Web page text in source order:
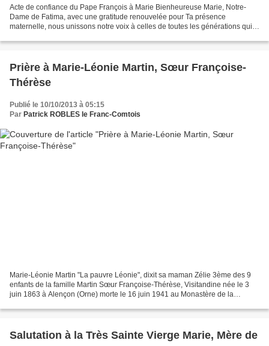
Acte de confiance du Pape François à Marie Bienheureuse Marie, Notre-
Dame de Fatima, avec une gratitude renouvelée pour Ta présence
maternelle, nous unissons notre voix à celles de toutes les générations qui
Prière à Marie-Léonie Martin, Sœur Françoise-
Thérèse
Publié le 10/10/2013 à 05:15
Par Patrick ROBLES le Franc-Comtois
Marie-Léonie Martin "La pauvre Léonie", dixit sa maman Zélie 3ème des 9
enfants de la famille Martin Sœur Françoise-Thérèse, Visitandine née le 3
juin 1863 à Alençon (Orne) morte le 16 juin 1941 au Monastère de la
Salutation à la Très Sainte Vierge Marie, Mère de